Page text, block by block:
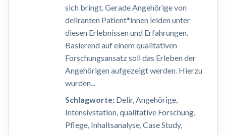
sich bringt. Gerade Angehörige von
deliranten Patient*innen leiden unter
diesen Erlebnissen und Erfahrungen.
Basierend auf einem qualitativen
Forschungsansatz soll das Erleben der
Angehörigen aufgezeigt werden. Hierzu
wurden...
Schlagworte:Delir, Angehörige,
Intensivstation, qualitative Forschung,
Pflege, Inhaltsanalyse, Case Study,